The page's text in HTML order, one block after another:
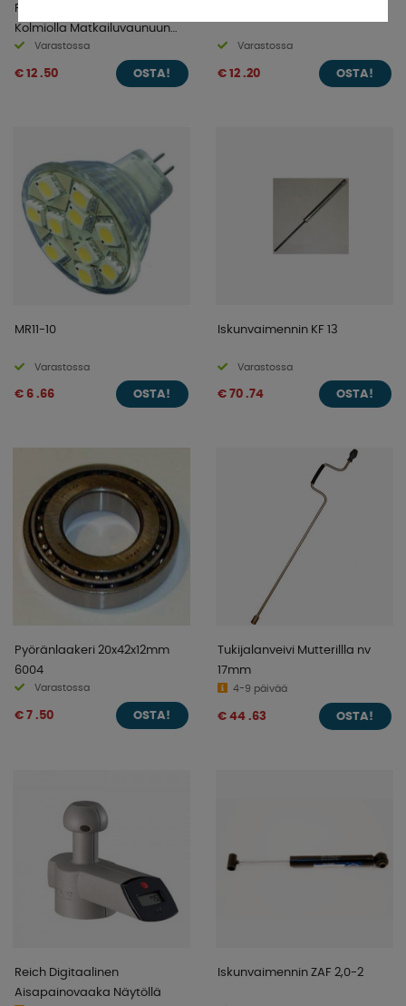
Pyöreä Heijastin Jokon
Kolmiolla Matkailuvaunuun
Punainen Ø155mm
Varastossa
€ 12 .50 OSTA!
Varastossa
€ 12 .20 OSTA!
MR11-10
Varastossa
€ 6 .66 OSTA!
Iskunvaimennin KF 13
Varastossa
€ 70 .74 OSTA!
Pyöränlaakeri 20x42x12mm
6004
Varastossa
€ 7 .50 OSTA!
Tukijalanveivi Mutterillla nv
17mm
4-9 päivää
€ 44 .63 OSTA!
Reich Digitaalinen
Aisapainovaaka Näytöllä
Iskunvaimennin ZAF 2,0-2